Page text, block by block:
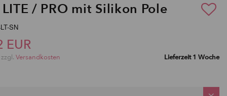
/ PRO mit Silikon Pole
SN
EUR
Versandkosten Lieferzeit 1 Woche